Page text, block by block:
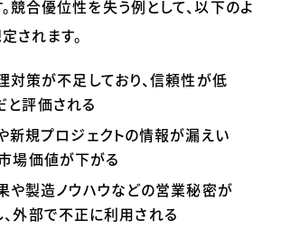
競合優位性を失う例として、以下のよ
されます。
対策が不足しており、信頼性が低
と評価される
新規プロジェクトの情報が漏えい
市場価値が下がる
や製造ノウハウなどの営業秘密が
、外部で不正に利用される